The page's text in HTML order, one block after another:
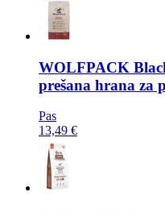
WOLFPACK
prešana hrana za
Pas
13,49 €